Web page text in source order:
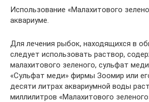
Использование «Малахитового
аквариуме.
Для лечения рыбок, находящихся в
следует использовать раствор,
малахитового зеленого, сульфат
«Сульфат меди» фирмы Зоомир или
десяти литрах аквариумной воды
миллилитров «Малахитового